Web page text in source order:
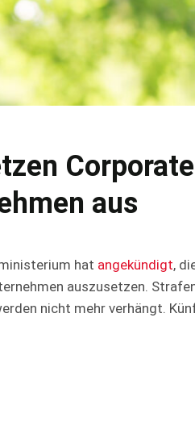
aus
hat angekündigt,
auszusetzen.
nicht mehr verhängt.